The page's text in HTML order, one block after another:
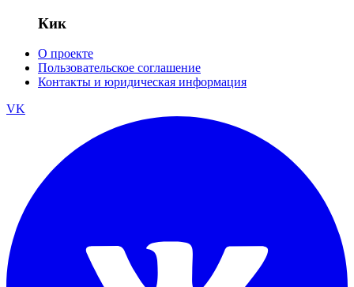
Кик
О проекте
Пользовательское соглашение
Контакты и юридическая информация
VK